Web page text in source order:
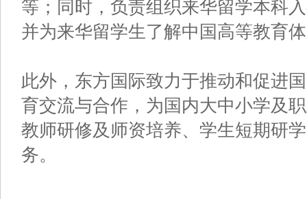
等；同时，负责组织来华留学本科
并为来华留学生了解中国高等教育
此外，东方国际致力于推动和促进
育交流与合作，为国内大中小学及
教师研修及师资培养、学生短期研
务。